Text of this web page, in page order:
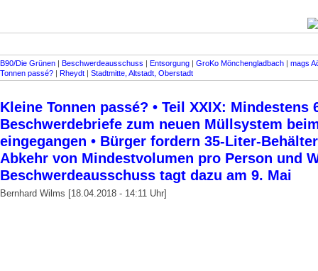
B90/Die Grünen | Beschwerdeausschuss | Entsorgung | GroKo Mönchengladbach | mags
Tonnen passé? | Rheydt | Stadtmitte, Altstadt, Oberstadt
Kleine Tonnen passé? • Teil XXIX: Mindestens
Beschwerde­briefe zum neuen Müllsystem
eingegangen • Bürger fordern 35-Liter-
Abkehr von Mindestvolumen pro Person und
Beschwerdeausschuss tagt dazu am 9. Mai
Bernhard Wilms [18.04.2018 - 14:11 Uhr]